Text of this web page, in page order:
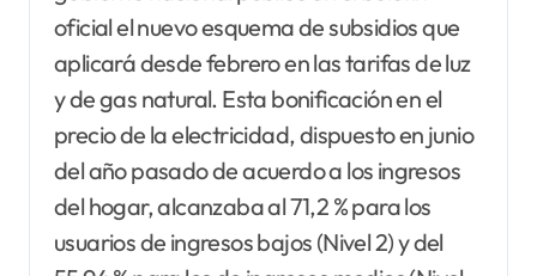
oficial el nuevo esquema de subsidios que
aplicará desde febrero en las tarifas de luz
y de gas natural. Esta bonificación en el
precio de la electricidad, dispuesto en junio
del año pasado de acuerdo a los ingresos
del hogar, alcanzaba al 71,2 % para los
usuarios de ingresos bajos (Nivel 2) y del